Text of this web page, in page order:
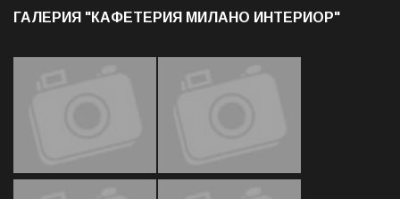
ГАЛЕРИЯ "КАФЕТЕРИЯ МИЛАНО ИНТЕРИОР"